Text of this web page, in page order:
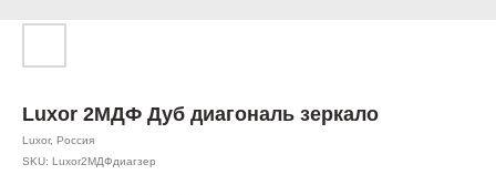
Luxor 2МДФ Дуб диагональ зеркало
Luxor, Россия
SKU: Luxor2МДФдиагзер